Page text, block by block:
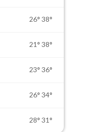
26° 38°
21° 38°
23° 36°
26° 34°
28° 31°